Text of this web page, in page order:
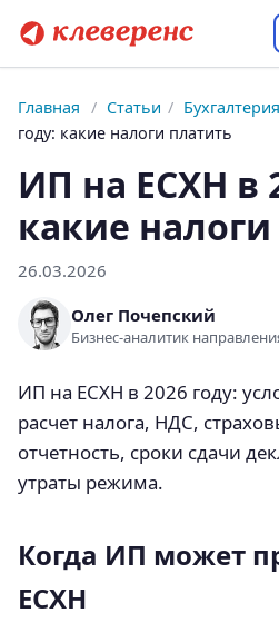
Главная / Статьи / Бухгалтерия
году: какие налоги платить
ИП на ЕСХН в
какие
26.03.2026
Олег Почепский
Бизнес-аналитик
ИП на ЕСХН в 2026 году:
расчет налога, НДС,
отчетность, сроки сдачи
утраты режима.
Когда ИП может
ЕСХН